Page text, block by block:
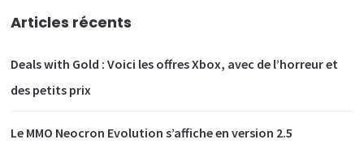
Articles récents
Deals with Gold : Voici les offres Xbox, avec de l’horreur et
des petits prix
Le MMO Neocron Evolution s’affiche en version 2.5